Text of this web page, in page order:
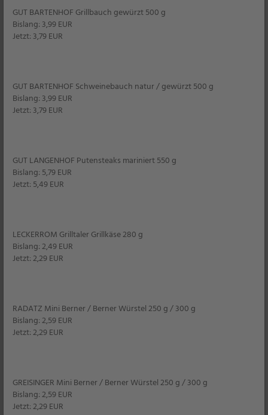
12er Pack 44% billiger
Actimel XXL
Im Aktionskühlregal
je 12 x 100 g
1 kg = 2,78 ohne App
2er-Set
GUT BARTENHOF Grillbauch gewürzt 500 g
Bislang: 3,99 EUR
Jetzt: 3,79 EUR
GUT BARTENHOF Schweinebauch natur / gewürzt 500 g
Bislang: 3,99 EUR
Jetzt: 3,79 EUR
GUT LANGENHOF Putensteaks mariniert 550 g
Bislang: 5,79 EUR
Jetzt: 5,49 EUR
LECKERROM Grilltaler Grillkäse 280 g
Bislang: 2,49 EUR
Jetzt: 2,29 EUR
RADATZ Mini Berner / Berner Würstel 250 g / 300 g
Bislang: 2,59 EUR
Jetzt: 2,29 EUR
GREISINGER Mini Berner / Berner Würstel 250 g / 300 g
Bislang: 2,59 EUR
Jetzt: 2,29 EUR